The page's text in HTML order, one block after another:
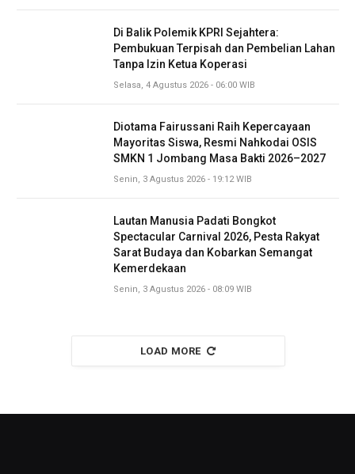
Di Balik Polemik KPRI Sejahtera:
Pembukuan Terpisah dan Pembelian Lahan
Tanpa Izin Ketua Koperasi
Selasa, 4 Agustus 2026 - 06:00 WIB
Diotama Fairussani Raih Kepercayaan
Mayoritas Siswa, Resmi Nahkodai OSIS
SMKN 1 Jombang Masa Bakti 2026–2027
Senin, 3 Agustus 2026 - 19:12 WIB
Lautan Manusia Padati Bongkot
Spectacular Carnival 2026, Pesta Rakyat
Sarat Budaya dan Kobarkan Semangat
Kemerdekaan
Senin, 3 Agustus 2026 - 08:09 WIB
LOAD MORE